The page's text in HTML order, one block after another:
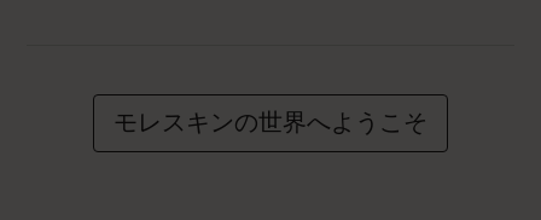
モレスキンの世界へようこそ